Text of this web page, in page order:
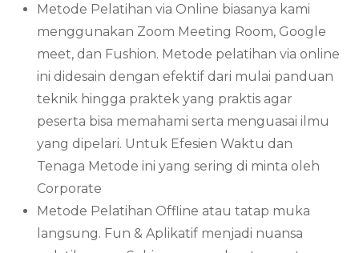
Metode Pelatihan via Online biasanya kami
menggunakan Zoom Meeting Room, Google
meet, dan Fushion. Metode pelatihan via online
ini didesain dengan efektif dari mulai panduan
teknik hingga praktek yang praktis agar
peserta bisa memahami serta menguasai ilmu
yang dipelari. Untuk Efesien Waktu dan
Tenaga Metode ini yang sering di minta oleh
Corporate
Metode Pelatihan Offline atau tatap muka
langsung. Fun & Aplikatif menjadi nuansa